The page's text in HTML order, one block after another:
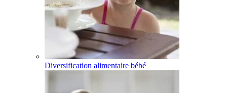
Diversification alimentaire bébé